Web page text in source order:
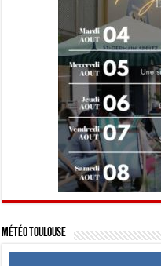
Météo Toulouse